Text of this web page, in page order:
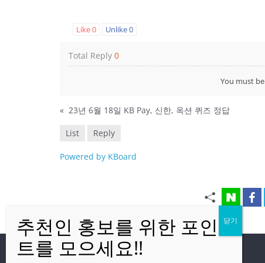
Like0 Unlike0
Total Reply 0
You must be
« 23년 6월 18일 KB Pay, 신한, 옥션 퀴즈 정답
List Reply
Powered by KBoard